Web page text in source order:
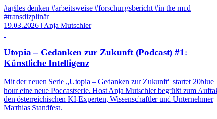
#agiles denken #arbeitsweise #forschungsbericht #in the mud
#transdizplinär
19.03.2026 | Anja Mutschler
Utopia – Gedanken zur Zukunft (Podcast) #1:
Künstliche Intelligenz
Mit der neuen Serie „Utopia – Gedanken zur Zukunft“ startet 20blue
hour eine neue Podcastserie. Host Anja Mutschler begrüßt zum
den österreichischen KI-Experten, Wissenschaftler und Unternehmer
Matthias Standfest.